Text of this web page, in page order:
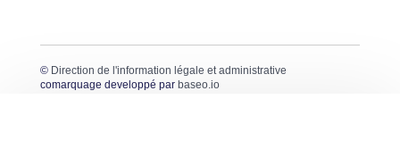
© Direction de l'information légale et administrative
comarquage developpé par baseo.io